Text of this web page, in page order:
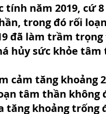
tính năm 2019, cứ
trong đó rối
đã làm trầm
hủy sức khỏe tâm
cảm tăng khoảng
tâm thần không
tăng khoảng trống